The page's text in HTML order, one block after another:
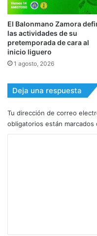
El Balonmano Zamora
las actividades de su
pretemporada de cara al
inicio liguero
1 agosto, 2026
Deja una respuesta
Tu dirección de correo
obligatorios están marcados